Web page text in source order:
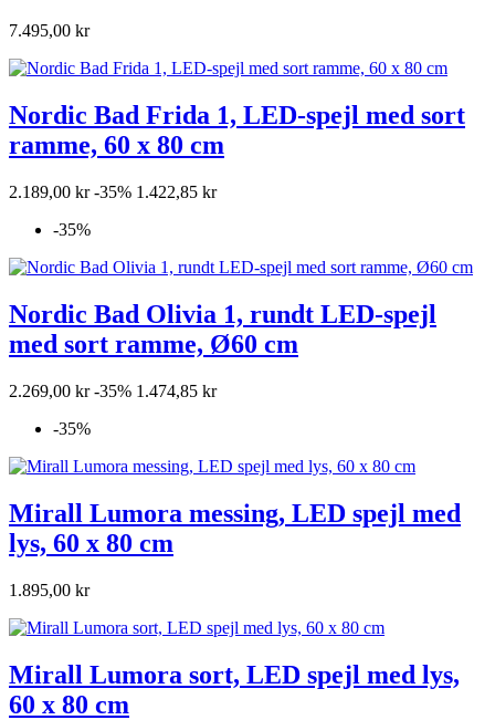
7.495,00 kr
Nordic Bad Frida 1, LED-spejl med sort
ramme, 60 x 80 cm
2.189,00 kr -35% 1.422,85 kr
-35%
Nordic Bad Olivia 1, rundt LED-spejl
med sort ramme, Ø60 cm
2.269,00 kr -35% 1.474,85 kr
-35%
Mirall Lumora messing, LED spejl med
lys, 60 x 80 cm
1.895,00 kr
Mirall Lumora sort, LED spejl med lys,
60 x 80 cm